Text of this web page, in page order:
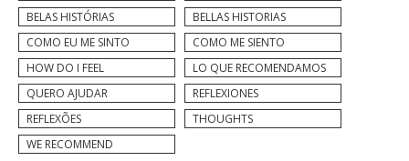
BELAS HISTÓRIAS
BELLAS HISTORIAS
COMO EU ME SINTO
COMO ME SIENTO
HOW DO I FEEL
LO QUE RECOMENDAMOS
QUERO AJUDAR
REFLEXIONES
REFLEXÕES
THOUGHTS
WE RECOMMEND